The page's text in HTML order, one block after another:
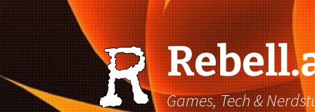
Games, Tech &